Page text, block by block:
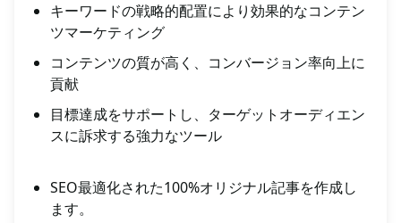
キーワードの戦略的配置により効果的なコンテン
ツマーケティング
コンテンツの質が高く、コンバージョン率向上に
貢献
目標達成をサポートし、ターゲットオーディエン
スに訴求する強力なツール
SEO最適化された100%オリジナル記事を作成し
ます。